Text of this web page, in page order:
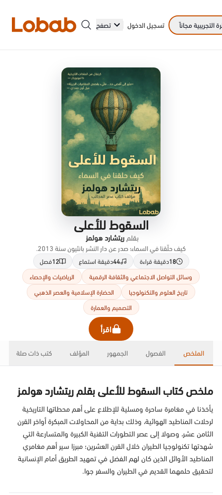
تصفح تسجيل الدخول التجريبية مجاناً
أمم!
السقوط للأعلى
بقلمريتشارد هولمز
كيف حلّقنا في السماء؛ صدر عن دار النشر بانثيون سنة 2013.
18دقيقة قراءة 44دقيقة استماع 12فصل
وسائل التواصل الاجتماعي والثقافة الرقمية
الرياضيات والإحصاء
تاريخ العلوم والتكنولوجيا
الحضارة الإسلامية والعصر الذهبي
التصميم والعمارة
اقرأ
الملخص الفصول الجمهور المؤلف كتب ذات صلة
ملخص كتاب السقوط للأعلى بقلم ريتشارد هولمز
يأخذنا في مغامرة ساحرة ومسلية للإطلاع على أهم محطاتها التاريخية
لرحلات المناطيد الهوائية، وذلك بداية من المحاولات المبكرة أواخر القرن
الثامن عشر، وصولا إلى عصر التطورات التقنية الكبيرة والمتسارعة التي
شهدتها تكنولوجيا الطيران خلال القرن العشرين؛ مبرزا سير أهم مغامري
المناطيد الأوائل الذين كان لهم الفضل في تمهيد الطريق أمام الإنسانية
لتحقيق حلمهما القديم في الطيران والسفر جوا.